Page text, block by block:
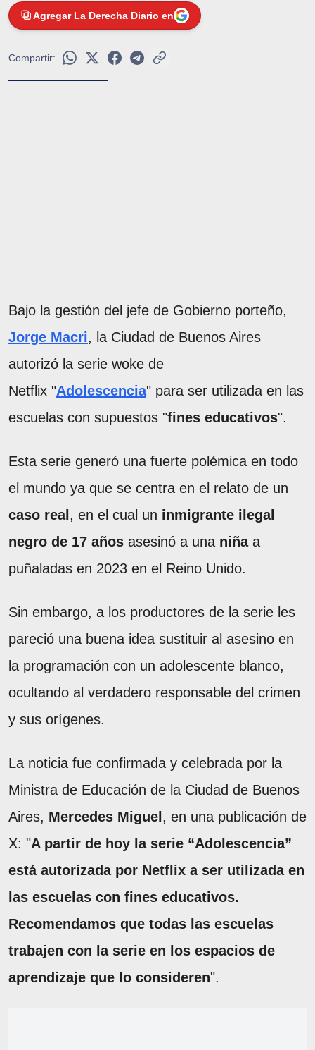
Agregar La Derecha Diario en
Compartir:
Bajo la gestión del jefe de Gobierno porteño,
Jorge Macri, la Ciudad de Buenos Aires
autorizó la serie woke de
Netflix "Adolescencia" para ser utilizada en las
escuelas con supuestos "fines educativos".
Esta serie generó una fuerte polémica en todo
el mundo ya que se centra en el relato de un
caso real , en el cual un inmigrante ilegal
negro de 17 años asesinó a una niñaa
puñaladas en 2023 en el Reino Unido.
Sin embargo, a los productores de la serie les
pareció una buena idea sustituir al asesino en
la programación con un adolescente blanco,
ocultando al verdadero responsable del crimen
y sus orígenes.
La noticia fue confirmada y celebrada por la
Ministra de Educación de la Ciudad de Buenos
Aires, Mercedes Miguel , en una publicación de
X: "A partir de hoy la serie “Adolescencia”
está autorizada por Netflix a ser utilizada en
las escuelas con fines educativos.
Recomendamos que todas las escuelas
trabajen con la serie en los espacios de
aprendizaje que lo consideren".